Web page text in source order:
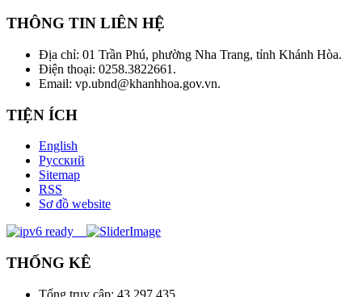
THÔNG TIN LIÊN HỆ
Địa chỉ: 01 Trần Phú, phường Nha Trang, tỉnh Khánh Hòa.
Điện thoại: 0258.3822661.
Email: vp.ubnd@khanhhoa.gov.vn.
TIỆN ÍCH
English
Русский
Sitemap
RSS
Sơ đồ website
THỐNG KÊ
Tổng truy cập: 43.297.435